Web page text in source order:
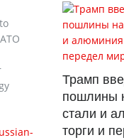
Трамп
пошлины
стали и
торги и